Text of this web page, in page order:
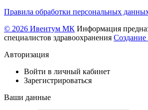
Правила обработки персональных
© 2026 Ивентум МК Информация
специалистов здравоохранения Создание
Авторизация
Войти в личный кабинет
Зарегистрироваться
Ваши данные